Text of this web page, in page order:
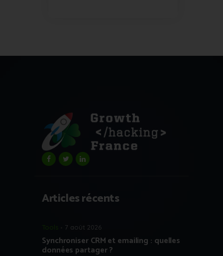
Articles récents
Tools 7 août 2026
Synchroniser CRM et emailing : quelles
données partager ?